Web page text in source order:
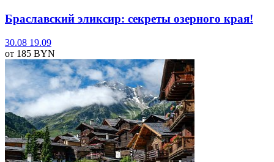
Браславский эликсир: секреты озерного края!
30.08 19.09
от 185 BYN